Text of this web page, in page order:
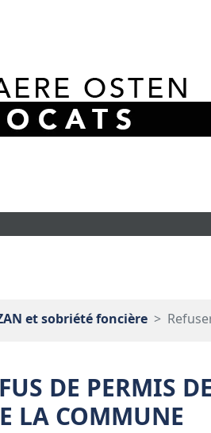
et sobriété foncière
DE PERMIS
LA COMMUNE